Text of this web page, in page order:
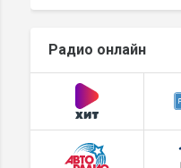
Радио онлайн